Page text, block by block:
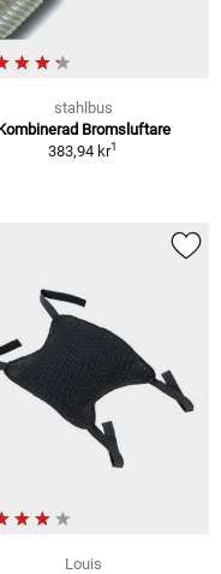
stahlbus
Bromsluftare
383,94 kr1
Louis